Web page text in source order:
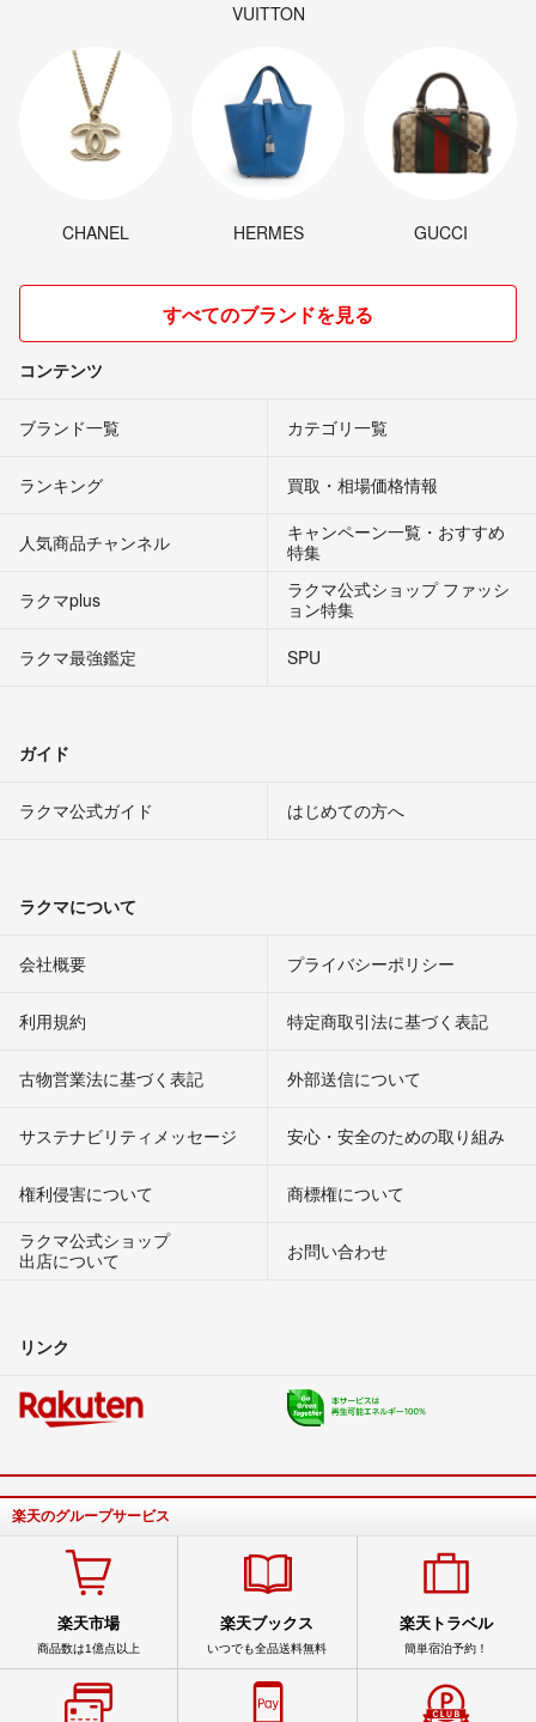
VUITTON
CHANEL HERMES GUCCI
すべてのブランドを見る
コンテンツ
ブランド一覧 カテゴリ一覧
ランキング 買取・相場価格情報
人気商品チャンネル
キャンペーン一覧・おすすめ
特集
ラクマplus
ラクマ公式ショップ ファッシ
ョン特集
ラクマ最強鑑定
SPU
ガイド
ラクマ公式ガイド はじめての方へ
ラクマについて
会社概要 プライバシーポリシー
利用規約 特定商取引法に基づく表記
古物営業法に基づく表記 外部送信について
サステナビリティメッセージ 安心・安全のための取り組み
権利侵害について
商標権について
ラクマ公式ショップ
出店について
お問い合わせ
リンク
楽天のグループサービス
楽天市場
商品数は1億点以上
楽天ブックス
いつでも全品送料無料
楽天トラベル
簡単宿泊予約！